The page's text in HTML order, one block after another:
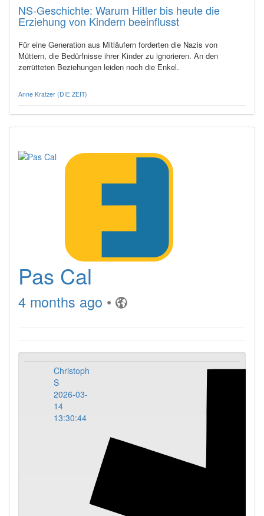
NS-Geschichte: Warum Hitler bis heute die
Erziehung von Kindern beeinflusst
Für eine Generation aus Mitläufern forderten die Nazis von
Müttern, die Bedürfnisse ihrer Kinder zu ignorieren. An den
zerrütteten Beziehungen leiden noch die Enkel.
Anne Kratzer (DIE ZEIT)
Pas Cal
4 months ago •
Christoph
S
2026-03-
14
13:30:44